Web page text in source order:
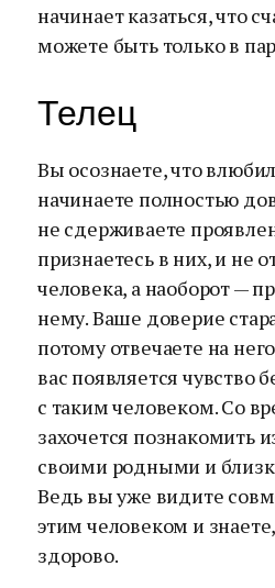
начинает казаться, что
можете быть только в
Телец
Вы осознаете, что
начинаете полностью
не сдерживаете
признаетесь в них, и не
человека, а наоборот —
нему. Ваше доверие
потому отвечаете на
вас появляется чувство
с таким человеком. Со
захочется познакомить
своими родными и
Ведь вы уже видите
этим человеком и
здорово.